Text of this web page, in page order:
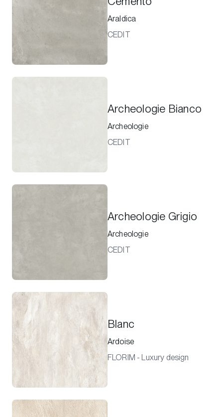
Araldica
CEDIT
Archeologie Bianco
Archeologie
CEDIT
Archeologie Grigio
Archeologie
CEDIT
Blanc
Ardoise
FLORIM - Luxury design